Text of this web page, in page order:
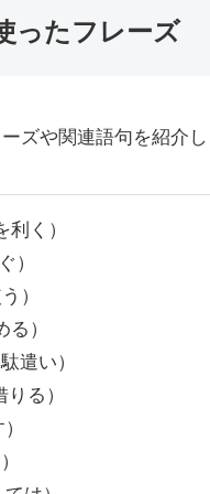
ったフレーズ
ーズや関連語句を紹介
く）
）
）
）
遣い）
る）